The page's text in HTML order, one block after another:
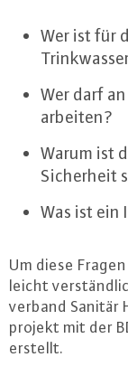
Wer ist für
Wer darf
arbeiten?
Warum ist
Si­cher­heit
Was ist ein
Um diese
leicht
ver­band Sanitär
pro­jekt mit der
erstellt.